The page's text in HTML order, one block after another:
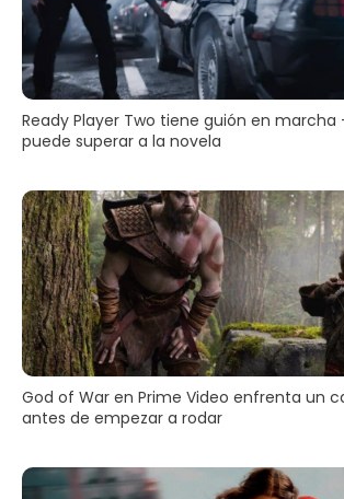
Ready Player Two tiene guión en
puede superar a la novela
God of War en Prime Video enfrenta un
antes de empezar a rodar